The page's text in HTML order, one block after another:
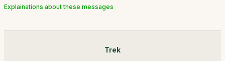
Explainations about these messages
Trek